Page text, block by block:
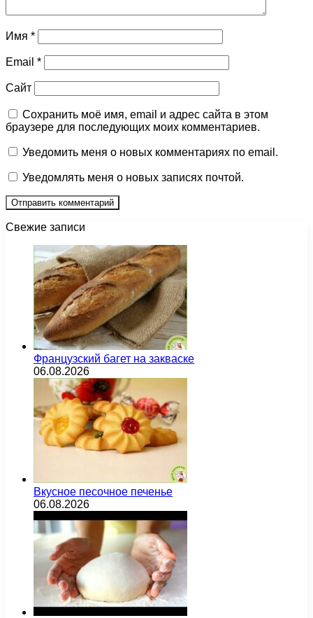
Имя *
Email *
Сайт
Сохранить моё имя, email и адрес сайта в этом
браузере для последующих моих комментариев.
Уведомить меня о новых комментариях по email.
Уведомлять меня о новых записях почтой.
Свежие записи
Французский багет на закваске
06.08.2026
Вкусное песочное печенье
06.08.2026